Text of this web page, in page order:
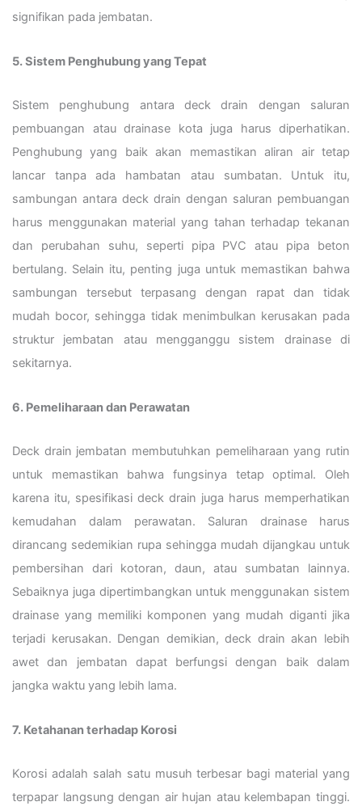
signifikan pada jembatan.
5. Sistem Penghubung yang Tepat
Sistem penghubung antara deck drain dengan saluran
pembuangan atau drainase kota juga harus diperhatikan.
Penghubung yang baik akan memastikan aliran air tetap
lancar tanpa ada hambatan atau sumbatan. Untuk itu,
sambungan antara deck drain dengan saluran pembuangan
harus menggunakan material yang tahan terhadap tekanan
dan perubahan suhu, seperti pipa PVC atau pipa beton
bertulang. Selain itu, penting juga untuk memastikan bahwa
sambungan tersebut terpasang dengan rapat dan tidak
mudah bocor, sehingga tidak menimbulkan kerusakan pada
struktur jembatan atau mengganggu sistem drainase di
sekitarnya.
6. Pemeliharaan dan Perawatan
Deck drain jembatan membutuhkan pemeliharaan yang rutin
untuk memastikan bahwa fungsinya tetap optimal. Oleh
karena itu, spesifikasi deck drain juga harus memperhatikan
kemudahan dalam perawatan. Saluran drainase harus
dirancang sedemikian rupa sehingga mudah dijangkau untuk
pembersihan dari kotoran, daun, atau sumbatan lainnya.
Sebaiknya juga dipertimbangkan untuk menggunakan sistem
drainase yang memiliki komponen yang mudah diganti jika
terjadi kerusakan. Dengan demikian, deck drain akan lebih
awet dan jembatan dapat berfungsi dengan baik dalam
jangka waktu yang lebih lama.
7. Ketahanan terhadap Korosi
Korosi adalah salah satu musuh terbesar bagi material yang
terpapar langsung dengan air hujan atau kelembapan tinggi.